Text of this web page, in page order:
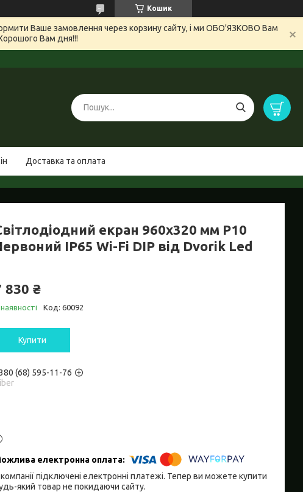
Кошик
Ваше замовлення через корзину сайту, і ми ОБО'ЯЗКОВО Вам
Вам дня!!!
Доставка та оплата
екран 960x320 мм Р10
IP65 Wi-Fi DIP від Dvorik Led
830 ₴
Код: 60092
Купити
(68) 595-11-76
підключені електронні платежі. Тепер ви можете купити
який товар не покидаючи сайту.